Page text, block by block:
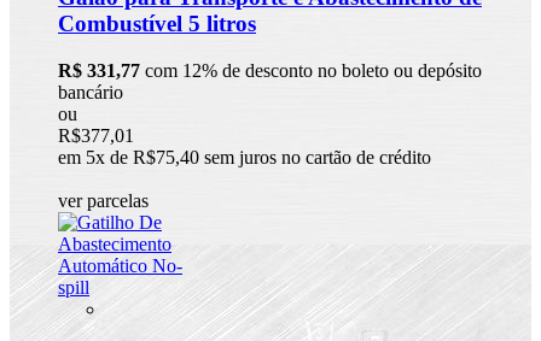
Combustível 5 litros
R$ 331,77 com 12% de desconto no boleto ou depósito
bancário
ou
R$377,01
em 5x de R$75,40 sem juros no cartão de crédito
ver parcelas